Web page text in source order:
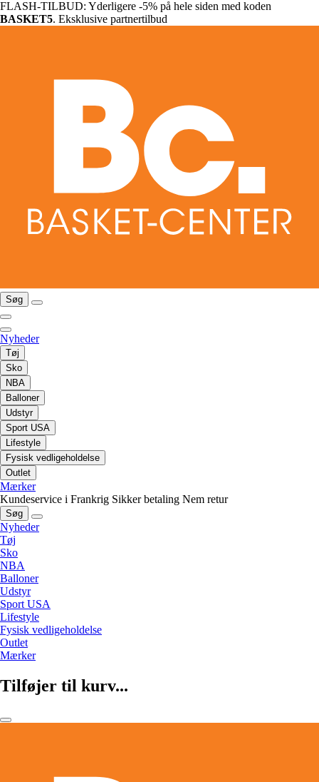
FLASH-TILBUD: Yderligere -5% på hele siden med koden
BASKET5. Eksklusive partnertilbud
Søg
Nyheder
Tøj
Sko
NBA
Balloner
Udstyr
Sport USA
Lifestyle
Fysisk vedligeholdelse
Outlet
Mærker
Kundeservice i Frankrig Sikker betaling Nem retur
Søg
Nyheder
Tøj
Sko
NBA
Balloner
Udstyr
Sport USA
Lifestyle
Fysisk vedligeholdelse
Outlet
Mærker
Tilføjer til kurv...